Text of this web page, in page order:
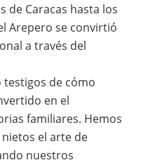
de Caracas hasta los
Arepero se convirtió
a través del
testigos de cómo
en el
familiares. Hemos
el arte de
nuestros